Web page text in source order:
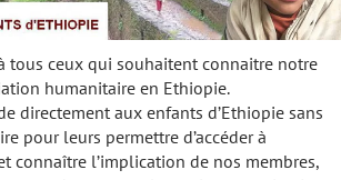
tous ceux qui souhaitent connaitre notre
humanitaire en Ethiopie.
directement aux enfants d’Ethiopie sans
pour leurs permettre d’accéder à
connaître l’implication de nos membres,